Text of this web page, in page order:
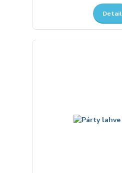
Detail